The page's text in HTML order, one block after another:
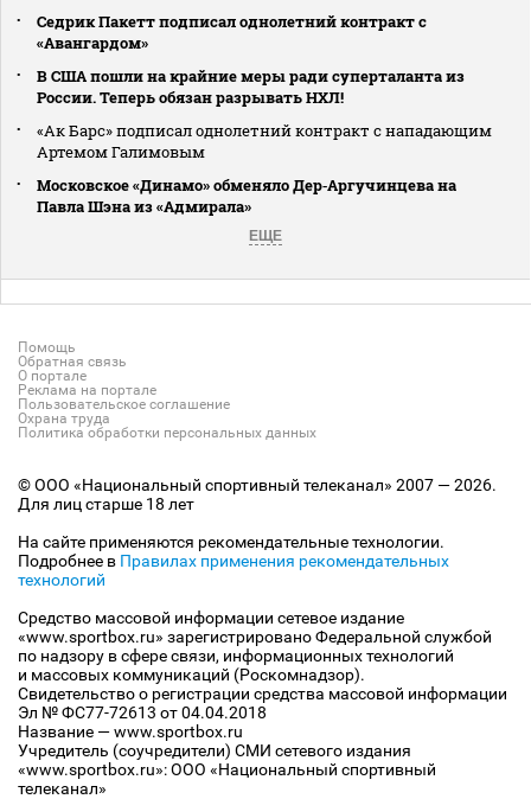
Седрик Пакетт подписал однолетний контракт с
«Авангардом»
В США пошли на крайние меры ради суперталанта из
России. Теперь обязан разрывать НХЛ!
«Ак Барс» подписал однолетний контракт с нападающим
Артемом Галимовым
Московское «Динамо» обменяло Дер‑Аргучинцева на
Павла Шэна из «Адмирала»
ЕЩЕ
Помощь
Обратная связь
О портале
Реклама на портале
Пользовательское соглашение
Охрана труда
Политика обработки персональных данных
© ООО «Национальный спортивный телеканал» 2007 — 2026.
Для лиц старше 18 лет
На сайте применяются рекомендательные технологии.
Подробнее в Правилах применения рекомендательных
технологий
Средство массовой информации сетевое издание
«www.sportbox.ru» зарегистрировано Федеральной службой
по надзору в сфере связи, информационных технологий
и массовых коммуникаций (Роскомнадзор).
Свидетельство о регистрации средства массовой информации
Эл № ФС77-72613 от 04.04.2018
Название — www.sportbox.ru
Учредитель (соучредители) СМИ сетевого издания
«www.sportbox.ru»: ООО «Национальный спортивный
телеканал»